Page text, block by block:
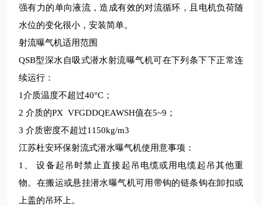
强有力的单向液流，造成有效的对流循环，且电机负荷随
水位的变化很小，安装简单。
射流曝气机适用范围
QSB型深水自吸式潜水射流曝气机可在下列条下下正常连
续运行：
1介质温度不超过40°C ；
2 介质的PX VFGDDQEAWSH值在5~9 ；
3 介质密度不超过1150kg/m3
江苏杜安环保射流式潜水曝气机使用意事项：
1
设备起吊时禁止直接起吊电缆或用电缆起吊其他重
物。在搬运或悬挂潜水曝气机可用带钩的链条钩在卸扣或
上盖的吊环上。